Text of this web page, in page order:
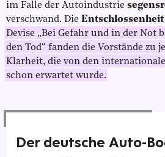
im Falle der Autoindustrie
verschwand. Die Entschlossenheit
Devise „Bei Gefahr und in der Not
den Tod“ fanden die Vorstände zu
Klarheit, die von den
schon erwartet wurde.
Der deutsche Auto-